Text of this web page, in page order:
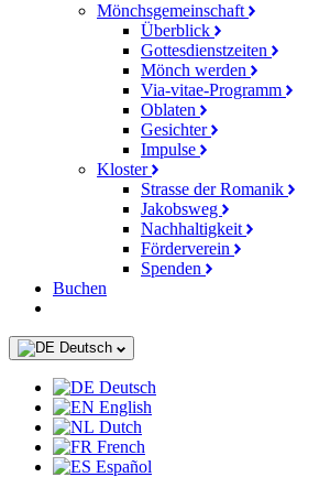
Mönchsgemeinschaft
Überblick
Gottesdienstzeiten
Mönch werden
Via-vitae-Programm
Oblaten
Gesichter
Impulse
Kloster
Strasse der Romanik
Jakobsweg
Nachhaltigkeit
Förderverein
Spenden
Buchen
Deutsch
Deutsch
English
Dutch
French
Español